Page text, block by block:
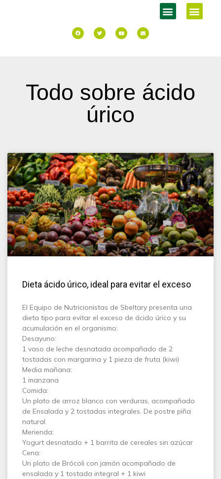
Todo sobre ácido
úrico
Dieta ácido úrico, ideal para evitar el exceso
El Equipo de Nutricionistas de Sbeltary presenta una
dieta tipo para evitar el exceso de ácido úrico y su
acumulación en el organismo:
Desayuno:
1 vaso de leche desnatada acompañado de 2
tostadas con margarina y 1 pieza de fruta (kiwi)
Media mañana:
1 manzana
Comida:
Un plato de arroz blanco con verduras, acompañado
de Ensalada y 2 tostadas integrales. De postre piña
natural.
Merienda:
Yogurt desnatado + 1 barrita de cereales sin azúcar
Cena:
Un plato de Brócoli con jamón acompañado de
ensalada y 1 tostada integral + 1 kiwi